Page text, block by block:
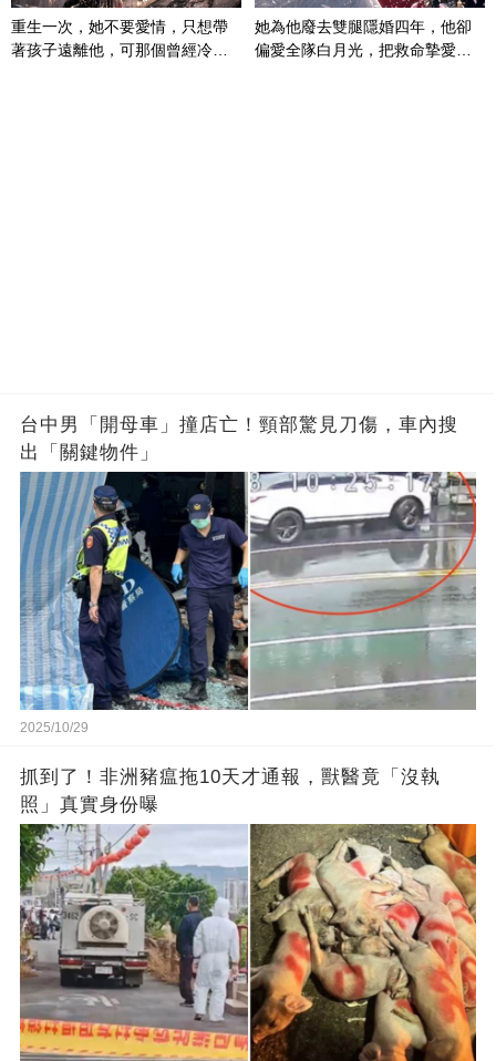
重生一次，她不要愛情，只想帶
著孩子遠離他，可那個曾經冷漠
她為他廢去雙腿隱婚四年，他卻
偏愛全隊白月光，把救命摯愛當
台中男「開母車」撞店亡！頸部驚見刀傷，車內搜
出「關鍵物件」
2025/10/29
抓到了！非洲豬瘟拖10天才通報，獸醫竟「沒執
照」真實身份曝